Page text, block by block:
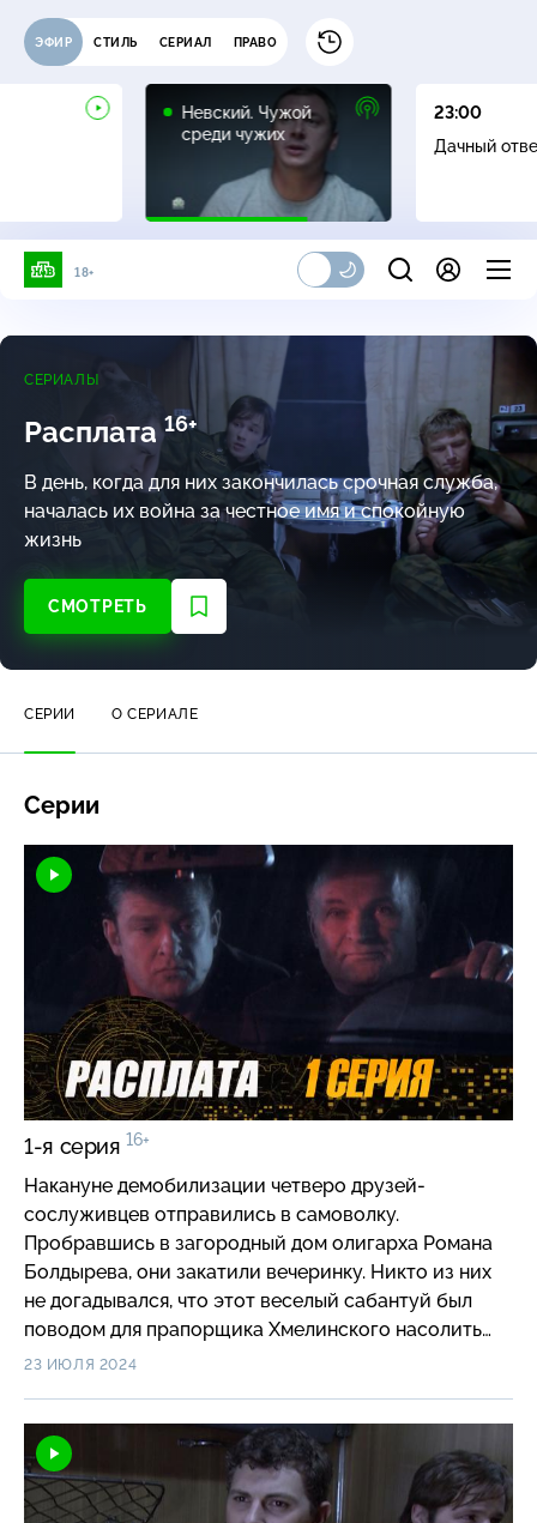
ЭФИР СТИЛЬ СЕРИАЛ ПРАВО
Невский. Чужой
среди чужих
16+
23:00
Дачный
18+
СЕРИАЛЫ
Расплата16+
В день, когда для них закончилась срочная служба,
началась их война за честное имя и спокойную
жизнь
СМОТРЕТЬ
СЕРИИ О СЕРИАЛЕ
Серии
1-я серия 16+
Накануне демобилизации четверо друзей-
сослуживцев отправились в самоволку.
Пробравшись в загородный дом олигарха Романа
Болдырева, они закатили вечеринку. Никто из них
не догадывался, что этот веселый сабантуй был
поводом для прапорщика Хмелинского насолить
своему недругу — капитану Ефимову, земляку и
23 ИЮЛЯ 2024